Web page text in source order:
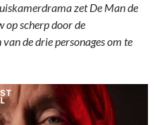
zet De Man de
op scherp door de
de drie personages om te